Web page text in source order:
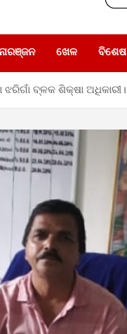
ଖେଳ ବିଶେଷ
ବ୍ଳକ ଶିକ୍ଷା ଅଧିକାରୀ।